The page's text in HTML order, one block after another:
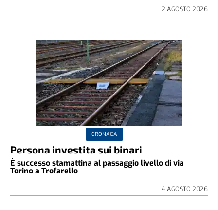
2 AGOSTO 2026
CRONACA
Persona investita sui binari
È successo stamattina al passaggio livello di via
Torino a Trofarello
4 AGOSTO 2026